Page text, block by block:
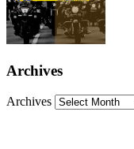
Archives
Archives